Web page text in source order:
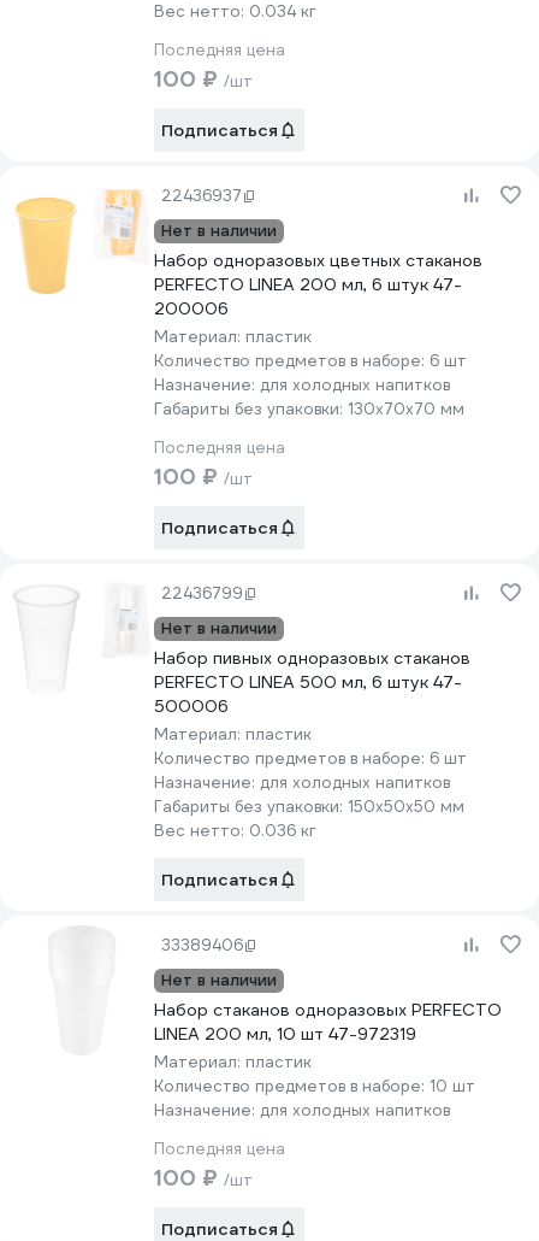
Вес нетто: 0.034 кг
Последняя цена
100 ₽ /шт
Подписаться
22436937
Нет в наличии
Набор одноразовых цветных стаканов
PERFECTO LINEA 200 мл, 6 штук 47-
200006
Материал: пластик
Количество предметов в наборе: 6 шт
Назначение: для холодных напитков
Габариты без упаковки: 130х70х70 мм
Последняя цена
100 ₽ /шт
Подписаться
22436799
Нет в наличии
Набор пивных одноразовых стаканов
PERFECTO LINEA 500 мл, 6 штук 47-
500006
Материал: пластик
Количество предметов в наборе: 6 шт
Назначение: для холодных напитков
Габариты без упаковки: 150х50х50 мм
Вес нетто: 0.036 кг
Подписаться
33389406
Нет в наличии
Набор стаканов одноразовых PERFECTO
LINEA 200 мл, 10 шт 47-972319
Материал: пластик
Количество предметов в наборе: 10 шт
Назначение: для холодных напитков
Последняя цена
100 ₽ /шт
Подписаться